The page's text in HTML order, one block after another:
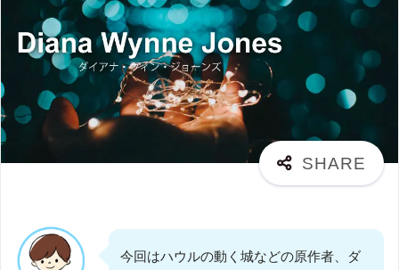
今回はハウルの動く城などの原作者、ダ